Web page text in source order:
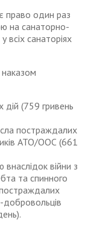
право один раз
на санаторно-
всіх санаторіях
наказом
дій (759 гривень
постраждалих
АТО/ООС (661
внаслідок війни з
та спинного
добровольців